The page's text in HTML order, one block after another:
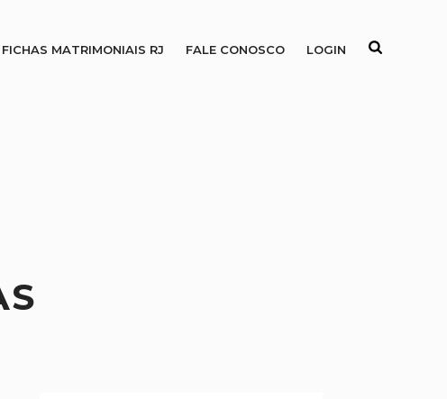
FICHAS MATRIMONIAIS RJ FALE CONOSCO LOGIN